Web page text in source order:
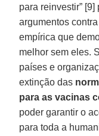
para reinvestir”
argumentos
empírica que
melhor sem eles.
países e
extinção das
para as vacinas
poder garantir o
para toda a